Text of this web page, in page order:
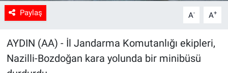
Paylaş A- A+
AYDIN (AA) - İl Jandarma Komutanlığı ekipleri,
Nazilli-Bozdoğan kara yolunda bir minibüsü
Tarım